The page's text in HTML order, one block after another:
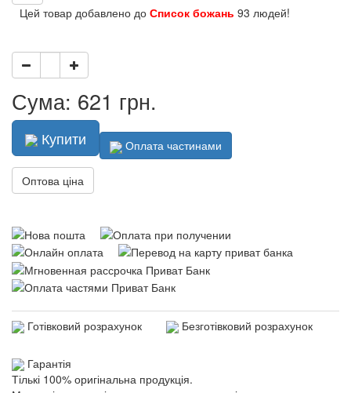
Цей товар добавлено до Список божань 93 людей!
Сума: 621 грн.
Купити Оплата частинами
Оптова ціна
Готівковий розрахунок Безготівковий розрахунок
Гарантія
Тількі 100% оригінальна продукція.